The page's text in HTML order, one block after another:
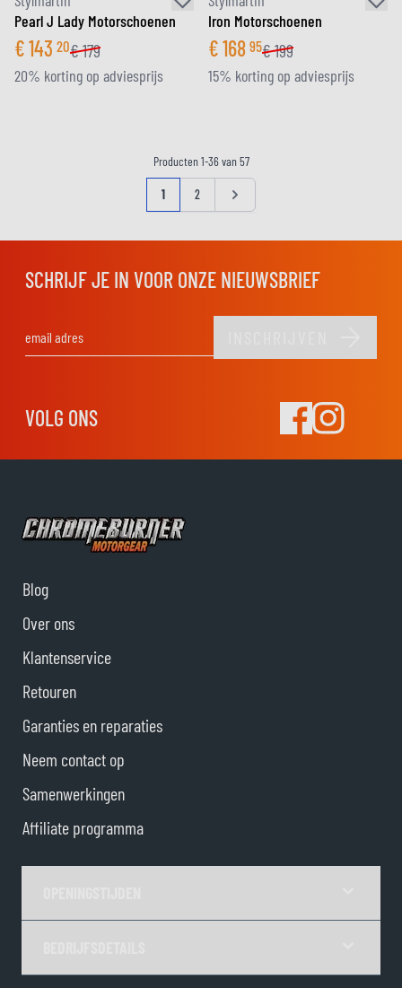
Pearl J Lady Motorschoenen
€143 20€179
20% korting op adviesprijs
Iron Motorschoenen
€168 95€199
15% korting op adviesprijs
Producten1-36van57
Pagina
U lees momenteel pagina
1 Pagina
2 Pagina
SCHRIJF JE IN VOOR ONZE NIEUWSBRIEF
VOLG ONS
Blog
Over ons
Klantenservice
Retouren
Garanties en reparaties
Neem contact op
Samenwerkingen
Affiliate programma